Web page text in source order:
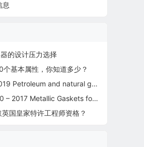
息
的设计压力选择
个基本属性，你知道多少？
gas industries – Steel pipe for pipeline transportation systems
Metallic Gaskets for Pipe Flanges标准
国皇家特许工程师资格？